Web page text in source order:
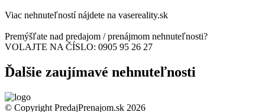
Viac nehnuteľností nájdete na vasereality.sk
Premýšľate nad predajom / prenájmom nehnuteľnosti?
VOLAJTE NA ČÍSLO: 0905 95 26 27
Ďalšie zaujímavé nehnuteľnosti
© Copyright PredajPrenajom.sk 2026